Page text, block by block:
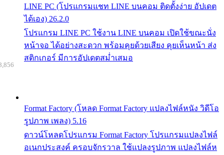
LINE PC (โปรแกรมแชท LINE บนคอม ติดตั้งง่าย อัปเดต
ได้เอง) 26.2.0
โปรแกรม LINE PC ใช้งาน LINE บนคอม เปิดใช้ขณะนั่ง
หน้าจอ ได้อย่างสะดวก พร้อมคุยด้วยเสียง คุยเห็นหน้า ส่ง
สติกเกอร์ มีการอัปเดตสม่ำเสมอ
Format Factory (โหลด Format Factory แปลงไฟล์หนัง วิดีโอ
รูปภาพ เพลง) 5.16
ดาวน์โหลดโปรแกรม Format Factory โปรแกรมแปลงไฟล์
อเนกประสงค์ ครอบจักรวาล ใช้แปลงรูปภาพ แปลงไฟล์ห